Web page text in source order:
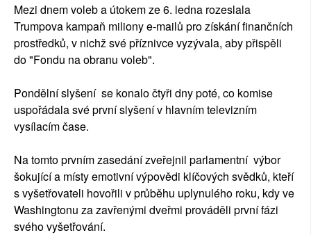
Mezi dnem voleb a útokem ze 6. ledna rozeslala
Trumpova kampaň miliony e-mailů pro získání finančních
prostředků, v nichž své příznivce vyzývala, aby přispěli
do "Fondu na obranu voleb".
Pondělní slyšení se konalo čtyři dny poté, co komise
uspořádala své první slyšení v hlavním televizním
vysílacím čase.
Na tomto prvním zasedání zveřejnil parlamentní výbor
šokující a místy emotivní výpovědi klíčových svědků, kteří
s vyšetřovateli hovořili v průběhu uplynulého roku, kdy ve
Washingtonu za zavřenými dveřmi prováděli první fázi
svého vyšetřování.